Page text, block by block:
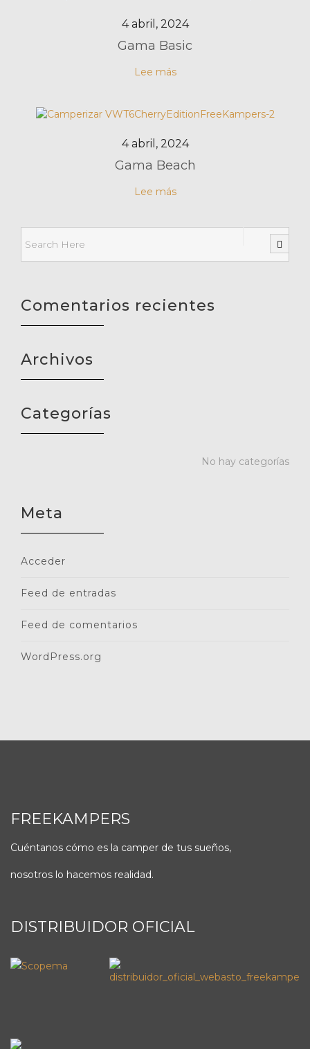
4 abril, 2024
Gama Basic
Lee más
4 abril, 2024
Gama Beach
Lee más
Comentarios recientes
Archivos
Categorías
No hay categorías
Meta
Acceder
Feed de entradas
Feed de comentarios
WordPress.org
FREEKAMPERS
Cuéntanos cómo es la camper de tus sueños,
nosotros lo hacemos realidad.
DISTRIBUIDOR OFICIAL